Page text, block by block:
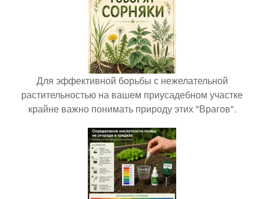
Для эффективной борьбы с нежелательной
растительностью на вашем приусадебном участке
крайне важно понимать природу этих "Врагов".